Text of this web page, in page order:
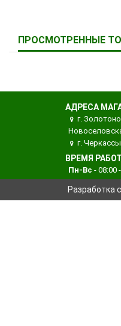
ПРОСМОТРЕННЫЕ
АДРЕСА
г.
г.
ВРЕМЯ
Пн-Вс - 08:00
Разработка